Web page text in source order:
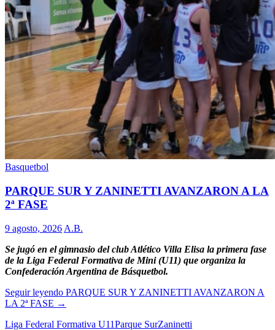
Basquetbol
PARQUE SUR Y ZANINETTI AVANZARON A LA
2ª FASE
9 agosto, 2026 A.B.
Se jugó en el gimnasio del club Atlético Villa Elisa la primera fase
de la Liga Federal Formativa de Mini (U11) que organiza la
Confederación Argentina de Básquetbol.
Seguir leyendo PARQUE SUR Y ZANINETTI AVANZARON A
LA 2ª FASE →
Liga Federal Formativa U11Parque SurZaninetti